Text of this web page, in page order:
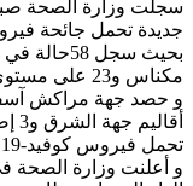
مكناس و23 على مستوى طنجة تطوان الحسيمة.
تحمل فيروس كوفيد-19.
و أعلنت وزارة الصحة